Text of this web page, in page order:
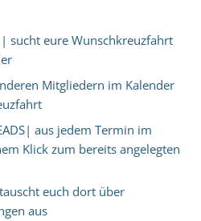
| sucht eure Wunschkreuzfahrt
Mitgliedern im Kalender
aus jedem Termin im
Klick zum bereits angelegten
euch dort über
aus